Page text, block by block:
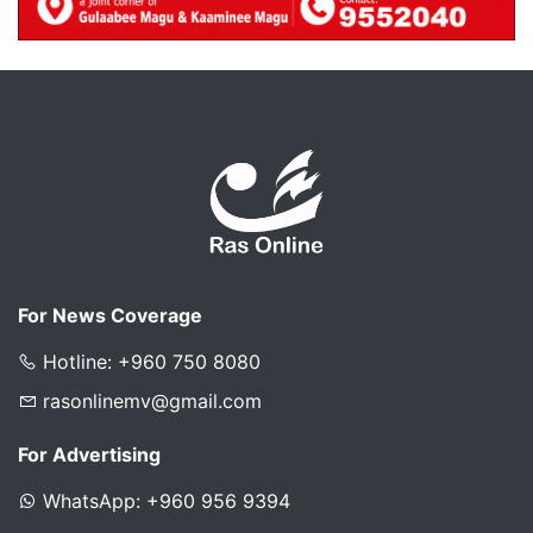
For News Coverage
Hotline: +960 750 8080
rasonlinemv@gmail.com
For Advertising
WhatsApp: +960 956 9394